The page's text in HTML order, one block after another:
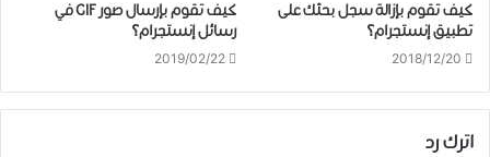
كيف تقوم بإزالة سجل بحثك على
تطبيق إنستجرام؟
2018/12/20
كيف تقوم بإرسال صور GIF في
رسائل إنستجرام؟
2019/02/22
اترك رد